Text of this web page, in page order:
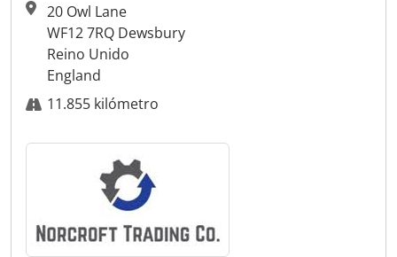
20 Owl Lane
WF12 7RQ Dewsbury
Reino Unido
England
11.855 kilómetro